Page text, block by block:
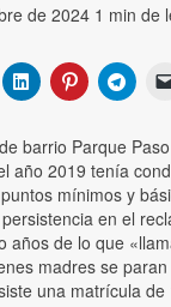
de 2024 1 min de
barrio Parque
año 2019 tenía
mínimos y
en el
años de lo que
madres se
una matrícula